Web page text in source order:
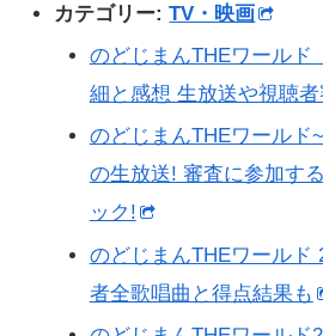
カテゴリー:TV・映画
のどじまんTHEワールド
細と感想 生放送や視聴
のどじまんTHEワールド
の生放送! 審査に参加す
ック!
のどじまんTHEワールド
者全歌唱曲と得点結果も